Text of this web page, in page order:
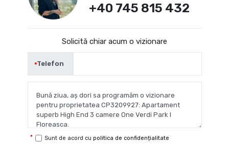
+40 745 815 432
Solicită chiar acum o vizionare
Telefon
Sunt de acord cu politica de confidențialitate